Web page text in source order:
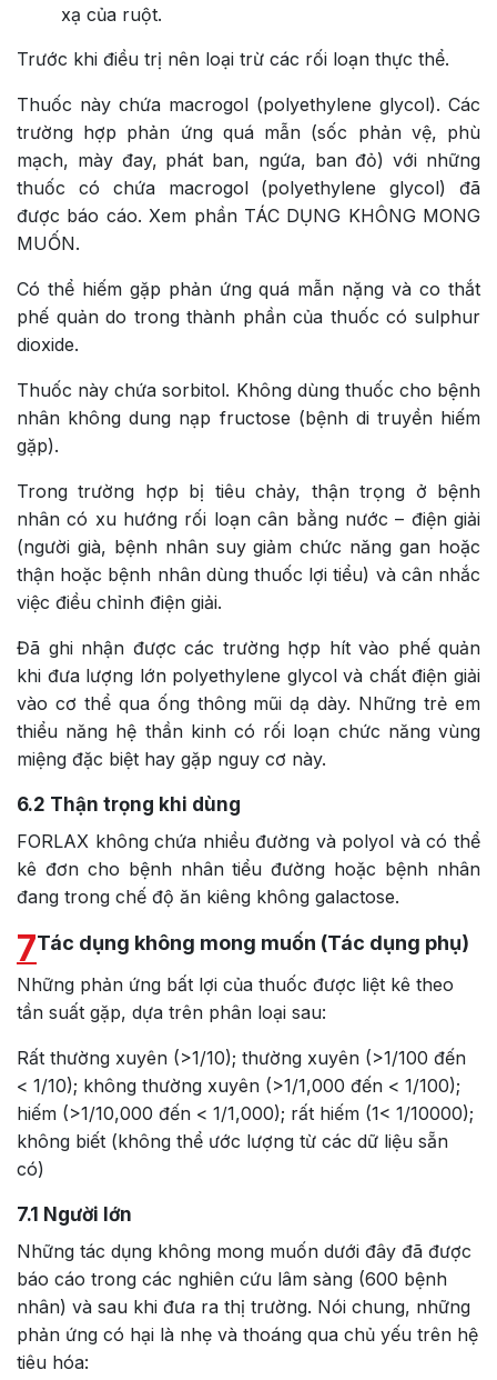
xạ của ruột.
Trước khi điều trị nên loại trừ các rối loạn thực thể.
Thuốc này chứa macrogol (polyethylene glycol). Các
trường hợp phản ứng quá mẫn (sốc phản vệ, phù
mạch, mày đay, phát ban, ngứa, ban đỏ) với những
thuốc có chứa macrogol (polyethylene glycol) đã
được báo cáo. Xem phần TÁC DỤNG KHÔNG MONG
MUỐN.
Có thể hiếm gặp phản ứng quá mẫn nặng và co thắt
phế quản do trong thành phần của thuốc có sulphur
dioxide.
Thuốc này chứa sorbitol. Không dùng thuốc cho bệnh
nhân không dung nạp fructose (bệnh di truyền hiếm
gặp).
Trong trường hợp bị tiêu chảy, thận trọng ở bệnh
nhân có xu hướng rối loạn cân bằng nước – điện giải
(người già, bệnh nhân suy giảm chức năng gan hoặc
thận hoặc bệnh nhân dùng thuốc lợi tiểu) và cân nhắc
việc điều chỉnh điện giải.
Đã ghi nhận được các trường hợp hít vào phế quản
khi đưa lượng lớn polyethylene glycol và chất điện giải
vào cơ thể qua ống thông mũi dạ dày. Những trẻ em
thiểu năng hệ thần kinh có rối loạn chức năng vùng
miệng đặc biệt hay gặp nguy cơ này.
6.2 Thận trọng khi dùng
FORLAX không chứa nhiều đường và polyol và có thể
kê đơn cho bệnh nhân tiểu đường hoặc bệnh nhân
đang trong chế độ ăn kiêng không galactose.
7Tác dụng không mong muốn (Tác dụng phụ)
Những phản ứng bất lợi của thuốc được liệt kê theo
tần suất gặp, dựa trên phân loại sau:
Rất thường xuyên (>1/10); thường xuyên (>1/100 đến
< 1/10); không thường xuyên (>1/1,000 đến < 1/100);
hiếm (>1/10,000 đến < 1/1,000); rất hiếm (1< 1/10000);
không biết (không thể ước lượng từ các dữ liệu sẵn
có)
7.1 Người lớn
Những tác dụng không mong muốn dưới đây đã được
báo cáo trong các nghiên cứu lâm sàng (600 bệnh
nhân) và sau khi đưa ra thị trường. Nói chung, những
phản ứng có hại là nhẹ và thoáng qua chủ yếu trên hệ
tiêu hóa: